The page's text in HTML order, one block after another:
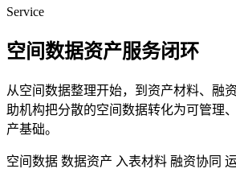
Service
空间数据资产服务闭环
从空间数据整理开始，到资产材料、融
助机构把分散的空间数据转化为可管理
产基础。
空间数据 数据资产 入表材料 融资协同